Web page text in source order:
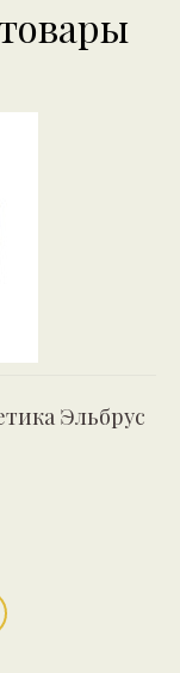
Эльбрус